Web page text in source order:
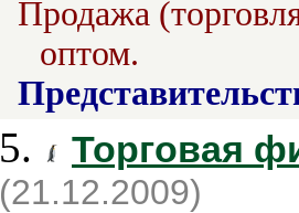
Продажа
оптом.
5. Торговая
(21.12.2009)